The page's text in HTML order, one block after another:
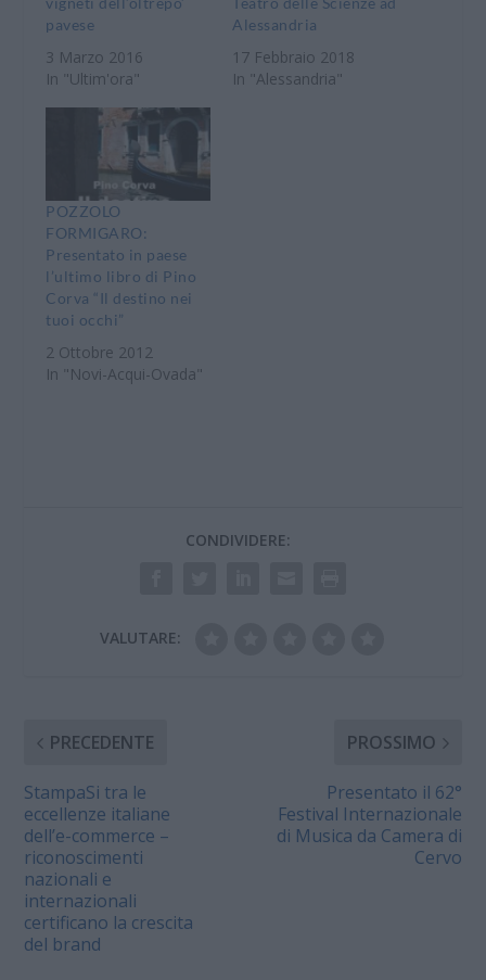
pavese
3 Marzo 2016
In "Ultim'ora"
Alessandria
17 Febbraio 2018
In "Alessandria"
POZZOLO
FORMIGARO:
Presentato in paese
l’ultimo libro di Pino
Corva “Il destino nei
tuoi occhi”
2 Ottobre 2012
In "Novi-Acqui-Ovada"
CONDIVIDERE:
VALUTARE:
PRECEDENTE
StampaSi tra le
eccellenze italiane
dell’e-commerce –
riconoscimenti
nazionali e
internazionali
certificano la crescita
del brand
PROSSIMO
Presentato il 62°
Festival Internazionale
di Musica da Camera di
Cervo